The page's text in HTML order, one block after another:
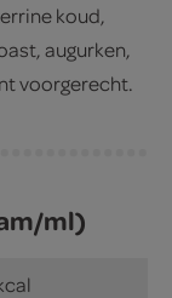
koud,
augurken,
voorgerecht.
ml)